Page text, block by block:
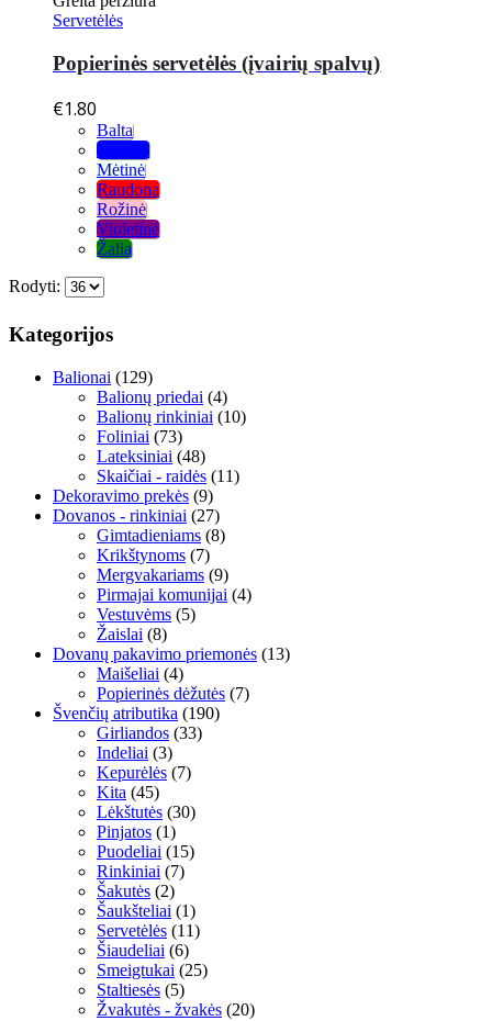
Servetėlės
Popierinės servetėlės (įvairių spalvų)
€1.80
Balta
Mėlyna
Mėtinė
Raudona
Rožinė
Violetinė
Žalia
Rodyti:
Kategorijos
Balionai (129)
Balionų priedai (4)
Balionų rinkiniai (10)
Foliniai (73)
Lateksiniai (48)
Skaičiai - raidės (11)
Dekoravimo prekės (9)
Dovanos - rinkiniai (27)
Gimtadieniams (8)
Krikštynoms (7)
Mergvakariams (9)
Pirmajai komunijai (4)
Vestuvėms (5)
Žaislai (8)
Dovanų pakavimo priemonės (13)
Maišeliai (4)
Popierinės dėžutės (7)
Švenčių atributika (190)
Girliandos (33)
Indeliai (3)
Kepurėlės (7)
Kita (45)
Lėkštutės (30)
Pinjatos (1)
Puodeliai (15)
Rinkiniai (7)
Šakutės (2)
Šaukšteliai (1)
Servetėlės (11)
Šiaudeliai (6)
Smeigtukai (25)
Staltiesės (5)
Žvakutės - žvakės (20)